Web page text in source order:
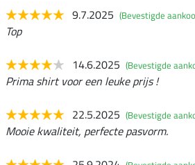
9.7.2025 (Bevestigde
Top
14.6.2025 (Bevestigde
Prima shirt voor een leuke prijs !
22.5.2025 (Bevestigde
Mooie kwaliteit, perfecte pasvorm.